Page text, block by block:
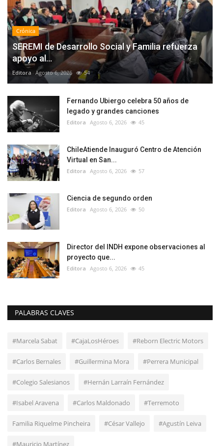
Crónica
SEREMI de Desarrollo Social y Familia refuerza
apoyo al...
Editora Agosto 6, 2026 54
Fernando Ubiergo celebra 50 años de
legado y grandes canciones
Editora Agosto 6, 2026 45
ChileAtiende Inauguró Centro de Atención
Virtual en San...
Editora Agosto 6, 2026 57
Ciencia de segundo orden
Editora Agosto 6, 2026 50
Director del INDH expone observaciones al
proyecto que...
Editora Agosto 6, 2026 45
PALABRAS CLAVES
#Marcela Sabat #CajaLosHéroes #Reborn Electric Motors
#Carlos Bernales #Guillermina Mora #Perrera Municipal
#Colegio Salesianos #Hernán Larraín Fernández
#Isabel Aravena #Carlos Maldonado #Terremoto
Familia Riquelme Pincheira #César Vallejo #Agustín Leiva
#Mauricio Martínez